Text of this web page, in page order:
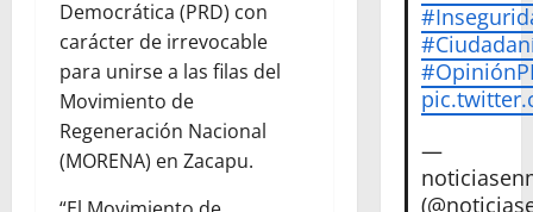
Democrática (PRD) con
carácter de irrevocable
para unirse a las filas del
Movimiento de
Regeneración Nacional
(MORENA) en Zacapu.
—